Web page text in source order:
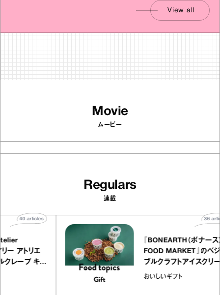
View all
Movie
ムービー
Regulars
連載
atelier
イクアリー アトリエ
』のミルクレープ キャ
40 articles
『BONEARTH（ボ
FOOD MARKET
ブルクラフトアイ
｜真野知子の「お
おいしいギフト